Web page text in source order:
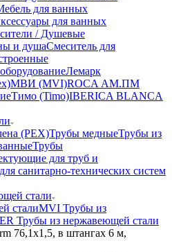
для ванных
для ванных
/ Душевые
и душаСмеситель для
Лемарк
МВИ (MVI)ROCA АМ.ПМ
Тимо (Timo)IBERICA BLANCA
(PEX)Трубы медныеТрубы из
Трубы
для труб и
санитарно-технических систем
стали
сталиMVI Трубы из
Трубы из нержавеющей стали
76,1x1,5, в штангах 6 м,